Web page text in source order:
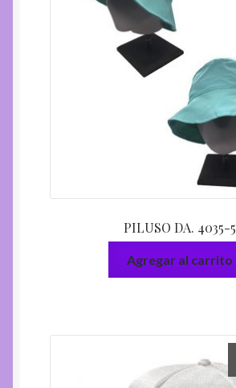
PILUSO DA. 4035-5
Agregar al carrito